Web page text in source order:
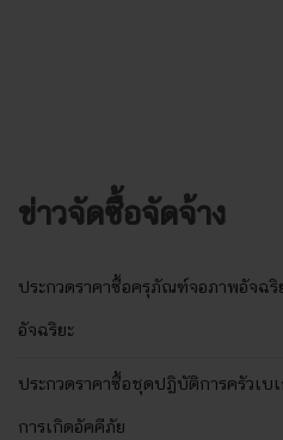
ข่าวจัดซื้อจัดจ้าง
ประกวดราคาซื้อครุภัณฑ์จอภาพอัจฉ
อัจฉริยะ
ประกวดราคาซื้อชุดปฏิบัติการครัวเ
การเกิดอัคคีภัย